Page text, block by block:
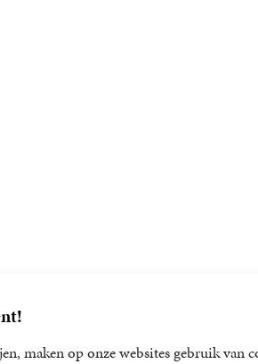
maken op onze websites gebruik van